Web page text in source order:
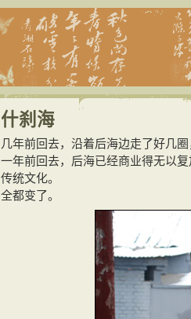
什刹海
几年前回去，沿着后海边走了好几
一年前回去，后海已经商业得无以
传统文化。
全都变了。